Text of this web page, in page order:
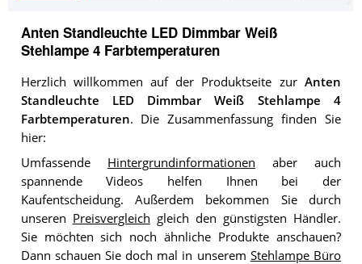
Anten Standleuchte LED Dimmbar Weiß
Stehlampe 4 Farbtemperaturen
Herzlich willkommen auf der Produktseite zur Anten
Standleuchte LED Dimmbar Weiß Stehlampe 4
Farbtemperaturen. Die Zusammenfassung finden Sie
hier:
Umfassende Hintergrundinformationen aber auch
spannende Videos helfen Ihnen bei der
Kaufentscheidung. Außerdem bekommen Sie durch
unseren Preisvergleich gleich den günstigsten Händler.
Sie möchten sich noch ähnliche Produkte anschauen?
Dann schauen Sie doch mal in unserem Stehlampe Büro